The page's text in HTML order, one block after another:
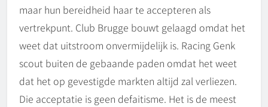
maar hun bereidheid haar te accepteren als
vertrekpunt. Club Brugge bouwt gelaagd omdat het
weet dat uitstroom onvermijdelijk is. Racing Genk
scout buiten de gebaande paden omdat het weet
dat het op gevestigde markten altijd zal verliezen.
Die acceptatie is geen defaitisme. Het is de meest